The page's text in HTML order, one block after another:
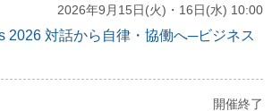
2026年9月15日(火)・16日(水) 10:00
2026 対話から自律・協働へ─ビジネス
開催終了